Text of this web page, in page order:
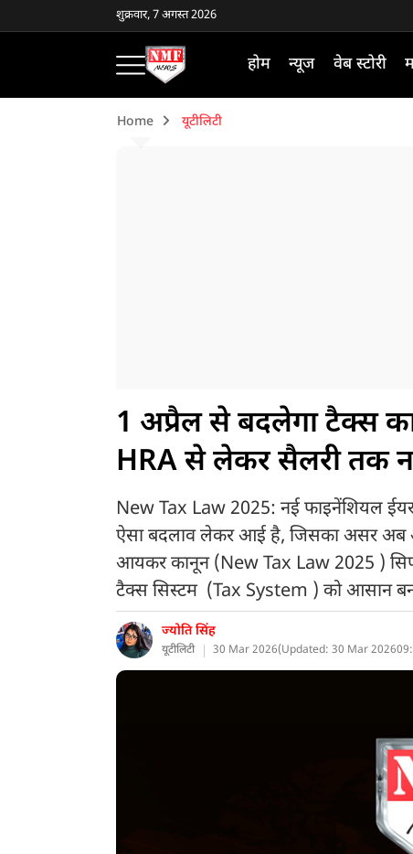
शुक्रवार, 7 अगस्त 2026
होम न्यूज वेब स्टोरी
Home यूटीलिटी
1 अप्रैल से बदलेगा टैक्स
HRA से लेकर सैलरी तक
New Tax Law 2025: नई फाइनेंशियल
ऐसा बदलाव लेकर आई है, जिसका असर अब
आयकर कानून (New Tax Law 2025 )
टैक्स सिस्टम (Tax System ) को आसान
ज्योति सिंह
यूटीलिटी 30 Mar 2026(Updated: 30 Mar 2026